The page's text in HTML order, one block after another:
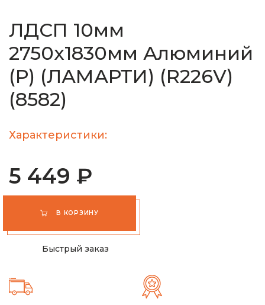
ЛДСП 10мм
2750х1830мм Алюминий
(Р) (ЛАМАРТИ) (R226V)
(8582)
Характеристики:
5 449 ₽
В КОРЗИНУ
Быстрый заказ